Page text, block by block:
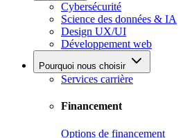
Cybersécurité
Science des données & IA
Design UX/UI
Développement web
Pourquoi nous choisir
Services carrière
Financement
Options de financement